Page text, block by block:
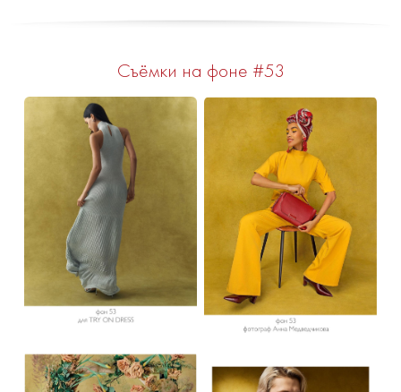
Съёмки на фоне #53